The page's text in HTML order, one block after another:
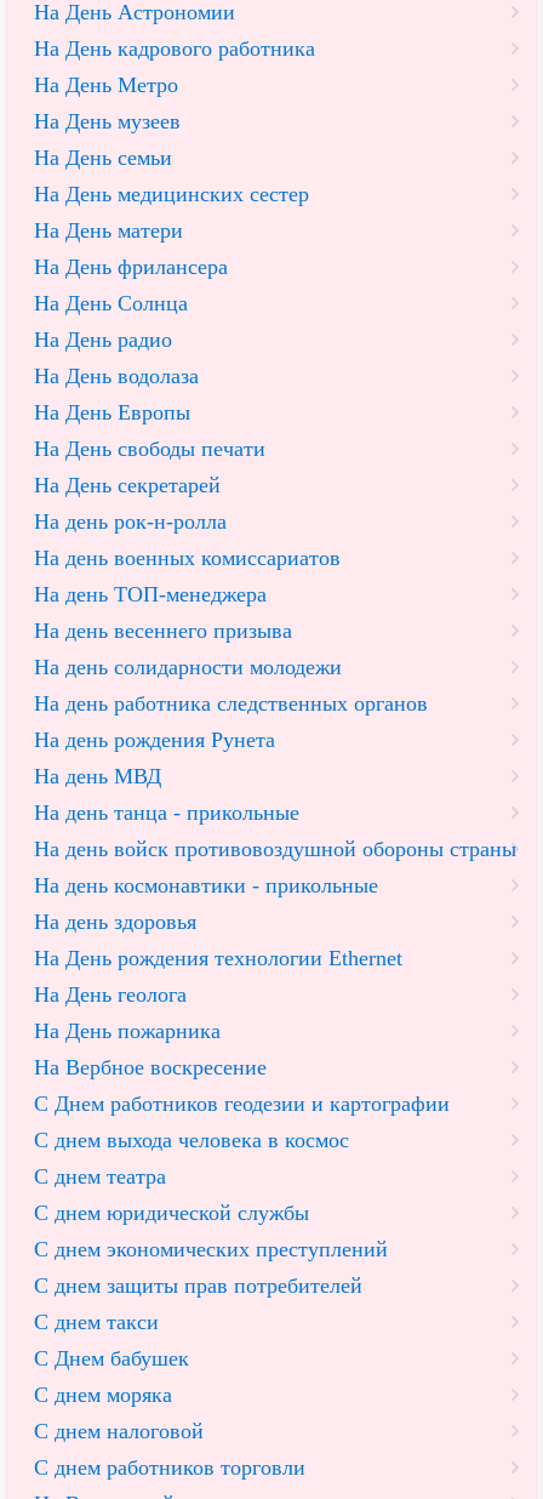
На День Астрономии
На День кадрового работника
На День Метро
На День музеев
На День семьи
На День медицинских сестер
На День матери
На День фрилансера
На День Солнца
На День радио
На День водолаза
На День Европы
На День свободы печати
На День секретарей
На день рок-н-ролла
На день военных комиссариатов
На день ТОП-менеджера
На день весеннего призыва
На день солидарности молодежи
На день работника следственных органов
На день рождения Рунета
На день МВД
На день танца - прикольные
На день войск противовоздушной обороны страны
На день космонавтики - прикольные
На день здоровья
На День рождения технологии Ethernet
На День геолога
На День пожарника
На Вербное воскресение
С Днем работников геодезии и картографии
С днем выхода человека в космос
С днем театра
С днем юридической службы
С днем экономических преступлений
С днем защиты прав потребителей
С днем такси
С Днем бабушек
С днем моряка
С днем налоговой
С днем работников торговли